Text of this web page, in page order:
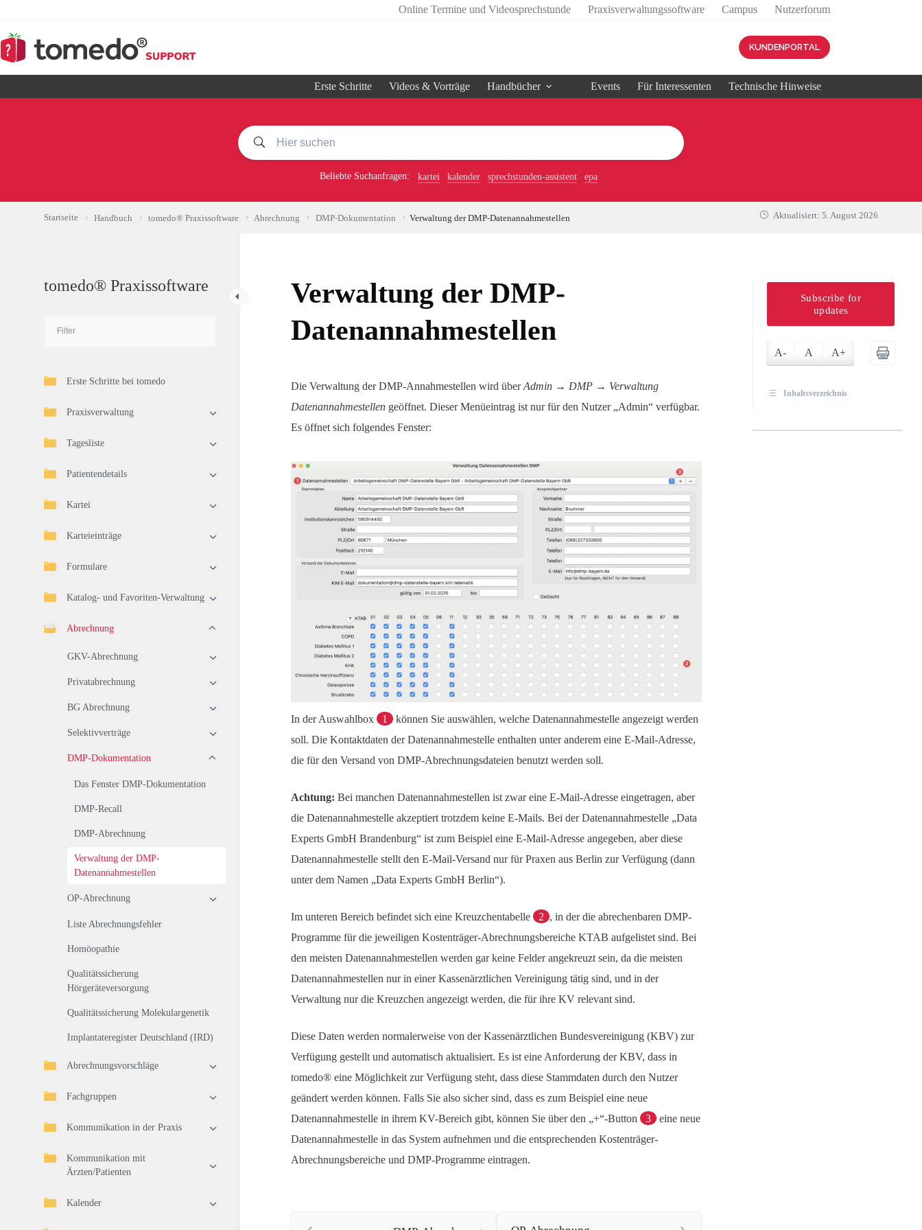
springen
Online Termine und Videosprechstunde Praxisverwaltungssoftware Campus Nutzerforum
KUNDENPORTAL
Erste Schritte Videos & Vorträge Handbücher Events Für Interessenten Technische Hinweise
Beliebte Suchanfragen: kartei kalender sprechstunden-assistent epa
Startseite Handbuch tomedo® Praxissoftware Abrechnung DMP-Dokumentation Verwaltung der DMP-Datenannahmestellen Aktualisiert: 5. August 2026
tomedo® Praxissoftware
Erste Schritte bei tomedo
Praxisverwaltung
Tagesliste
Patientendetails
Kartei
Karteieinträge
Formulare
Katalog- und Favoriten-Verwaltung
Abrechnung
GKV-Abrechnung
Privatabrechnung
BG Abrechnung
Selektivverträge
DMP-Dokumentation
Das Fenster DMP-Dokumentation
DMP-Recall
DMP-Abrechnung
Verwaltung der DMP-
Datenannahmestellen
OP-Abrechnung
Liste Abrechnungsfehler
Homöopathie
Qualitätssicherung
Hörgeräteversorgung
Qualitätssicherung Molekulargenetik
Implantateregister Deutschland (IRD)
Abrechnungsvorschläge
Fachgruppen
Kommunikation in der Praxis
Kommunikation mit
Ärzten/Patienten
Kalender
Verwaltung der DMP-
Datenannahmestellen
Die Verwaltung der DMP-Annahmestellen wird überAdmin → DMP → Verwaltung
Datenannahmestellengeöffnet. Dieser Menüeintrag ist nur für den Nutzer „Admin“ verfügbar.
Es öffnet sich folgendes Fenster:
In der Auswahlbox 1
können Sie auswählen, welche Datenannahmestelle angezeigt werden
soll. Die Kontaktdaten der Datenannahmestelle enthalten unter anderem eine E-Mail-Adresse,
die für den Versand von DMP-Abrechnungsdateien benutzt werden soll.
Achtung: Bei manchen Datenannahmestellen ist zwar eine E-Mail-Adresse eingetragen, aber
die Datenannahmestelle akzeptiert trotzdem keine E-Mails. Bei der Datenannahmestelle „Data
Experts GmbH Brandenburg“ ist zum Beispiel eine E-Mail-Adresse angegeben, aber diese
Datenannahmestelle stellt den E-Mail-Versand nur für Praxen aus Berlin zur Verfügung (dann
unter dem Namen „Data Experts GmbH Berlin“).
Im unteren Bereich befindet sich eine Kreuzchentabelle 2 , in der die abrechenbaren DMP-
Programme für die jeweiligen Kostenträger-Abrechnungsbereiche KTAB aufgelistet sind. Bei
den meisten Datenannahmestellen werden gar keine Felder angekreuzt sein, da die meisten
Datenannahmestellen nur in einer Kassenärztlichen Vereinigung tätig sind, und in der
Verwaltung nur die Kreuzchen angezeigt werden, die für ihre KV relevant sind.
Diese Daten werden normalerweise von der Kassenärztlichen Bundesvereinigung (KBV) zur
Verfügung gestellt und automatisch aktualisiert. Es ist eine Anforderung der KBV, dass in
tomedo® eine Möglichkeit zur Verfügung steht, dass diese Stammdaten durch den Nutzer
geändert werden können. Falls Sie also sicher sind, dass es zum Beispiel eine neue
Datenannahmestelle in ihrem KV-Bereich gibt, können Sie über den „+“-Button
3 eine neue
Datenannahmestelle in das System aufnehmen und die entsprechenden Kostenträger-
Abrechnungsbereiche und DMP-Programme eintragen.
Subscribe for
updates
A- A A+
Inhaltsverzeichnis